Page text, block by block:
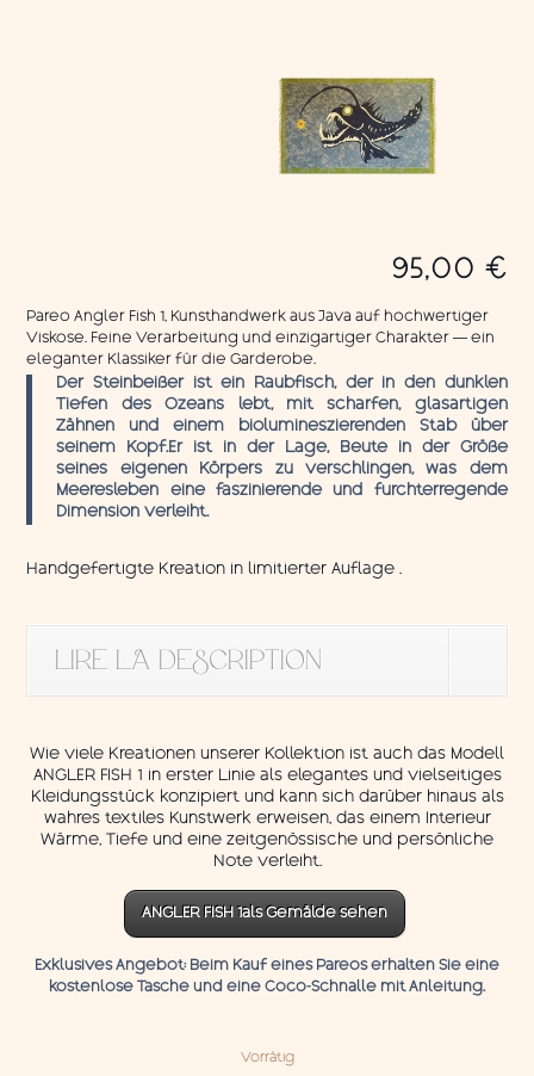
95,00 €
Pareo Angler Fish 1, Kunsthandwerk aus Java auf hochwertiger
Viskose. Feine Verarbeitung und einzigartiger Charakter — ein
eleganter Klassiker für die Garderobe.
Der Steinbeißer ist ein Raubfisch, der in den dunklen
Tiefen des Ozeans lebt, mit scharfen, glasartigen
Zähnen und einem biolumineszierenden Stab über
seinem Kopf.Er ist in der Lage, Beute in der Größe
seines eigenen Körpers zu verschlingen, was dem
Meeresleben eine faszinierende und furchterregende
Dimension verleiht.
Handgefertigte Kreation in limitierter Auflage .
LIRE LA DESCRIPTION
Wie viele Kreationen unserer Kollektion ist auch das Modell
ANGLER FISH 1 in erster Linie als elegantes und vielseitiges
Kleidungsstück konzipiert und kann sich darüber hinaus als
wahres textiles Kunstwerk erweisen, das einem Interieur
Wärme, Tiefe und eine zeitgenössische und persönliche
Note verleiht.
ANGLER FISH 1als Gemälde sehen
Exklusives Angebot: Beim Kauf eines Pareos erhalten Sie eine
kostenlose Tasche und eine Coco-Schnalle mitAnleitung.
Vorrätig